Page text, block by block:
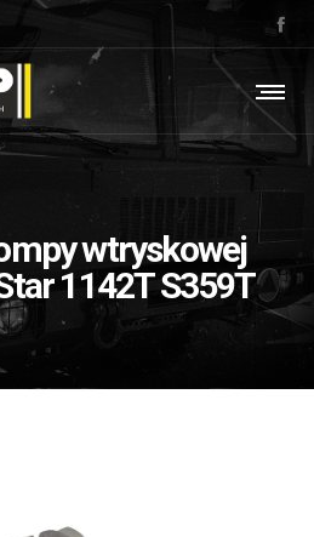
wtryskowej
1142T S359T